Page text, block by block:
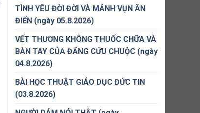
TÌNH YÊU ĐỜI ĐỜI VÀ MẢNH VỤN ÂN
ĐIỂN (ngày 05.8.2026)
VẾT THƯƠNG KHÔNG THUỐC CHỮA VÀ
BÀN TAY CỦA ĐẤNG CỨU CHUỘC (ngày
04.8.2026)
BÀI HỌC THUẬT GIÁO DỤC ĐỨC TIN
(03.8.2026)